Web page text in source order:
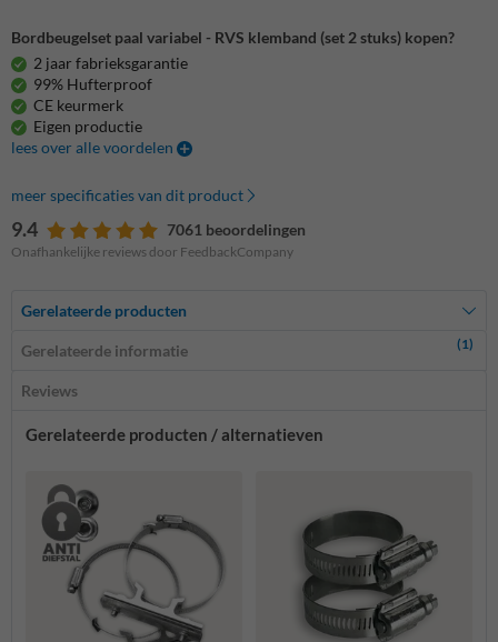
Bordbeugelset paal variabel - RVS klemband (set 2 stuks) kopen?
2 jaar fabrieksgarantie
99% Hufterproof
CE keurmerk
Eigen productie
lees over alle voordelen
meer specificaties van dit product
9.4 7061 beoordelingen
Onafhankelijke reviews door FeedbackCompany
Gerelateerde producten
Gerelateerde informatie (1)
Reviews
Gerelateerde producten / alternatieven